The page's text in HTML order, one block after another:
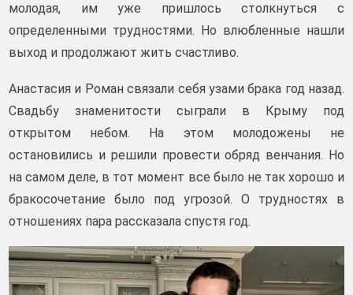
молодая, им уже пришлось столкнуться с
определенными трудностями. Но влюбленные нашли
выход и продолжают жить счастливо.
Анастасия и Роман связали себя узами брака год назад.
Свадьбу знаменитости сыграли в Крыму под
открытом небом. На этом молодожены не
остановились и решили провести обряд венчания. Но
на самом деле, в тот момент все было не так хорошо и
бракосочетание было под угрозой. О трудностях в
отношениях пара рассказала спустя год.